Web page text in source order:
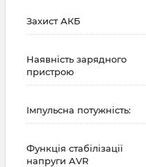
Захист АКБ
Наявність зарядного
пристрою
Імпульсна потужність:
Функція стабілізації
напруги AVR